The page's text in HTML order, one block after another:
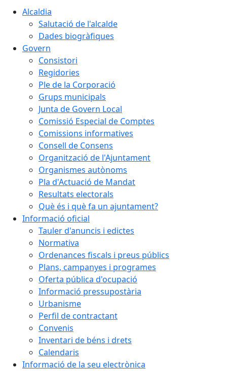
Alcaldia
Salutació de l'alcalde
Dades biogràfiques
Govern
Consistori
Regidories
Ple de la Corporació
Grups municipals
Junta de Govern Local
Comissió Especial de Comptes
Comissions informatives
Consell de Consens
Organització de l'Ajuntament
Organismes autònoms
Pla d'Actuació de Mandat
Resultats electorals
Què és i què fa un ajuntament?
Informació oficial
Tauler d'anuncis i edictes
Normativa
Ordenances fiscals i preus públics
Plans, campanyes i programes
Oferta pública d'ocupació
Informació pressupostària
Urbanisme
Perfil de contractant
Convenis
Inventari de béns i drets
Calendaris
Informació de la seu electrònica